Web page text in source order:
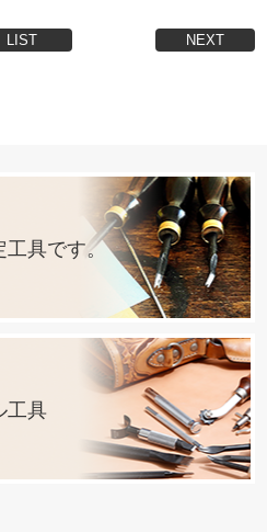
LIST NEXT
工具です。
工具